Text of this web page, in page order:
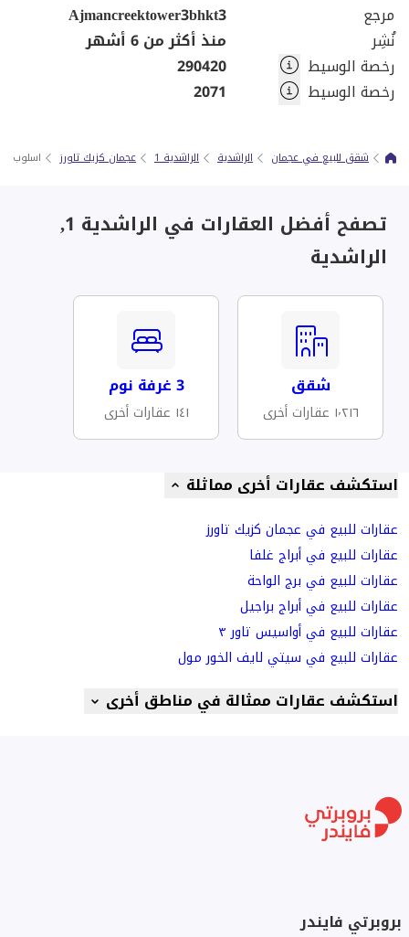
مرجع
Ajmancreektower3bhkt3
نُشِر
منذ أكثر من 6 أشهر
رخصة الوسيط
290420
رخصة الوسيط
2071
شقق للبيع في عجمان الراشدية الراشدية 1 عجمان كزيك تاورز اسلوب حياة
تصفح أفضل العقارات في الراشدية 1,
الراشدية
شقق
١٬٢١٦ عقارات أخرى
3 غرفة نوم
١٤١ عقارات أخرى
استكشف عقارات أخرى مماثلة
عقارات للبيع في عجمان كزيك تاورز
عقارات للبيع في أبراج غلفا
عقارات للبيع في برج الواحة
عقارات للبيع في أبراج براجيل
عقارات للبيع في أواسيس تاور ٣
عقارات للبيع في سيتي لايف الخور مول
استكشف عقارات ممثالة في مناطق أخرى
بروبرتي فايندر